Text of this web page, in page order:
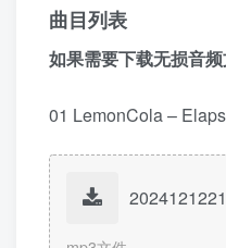
曲目列表
如果需要下载无损音
01 LemonCola –